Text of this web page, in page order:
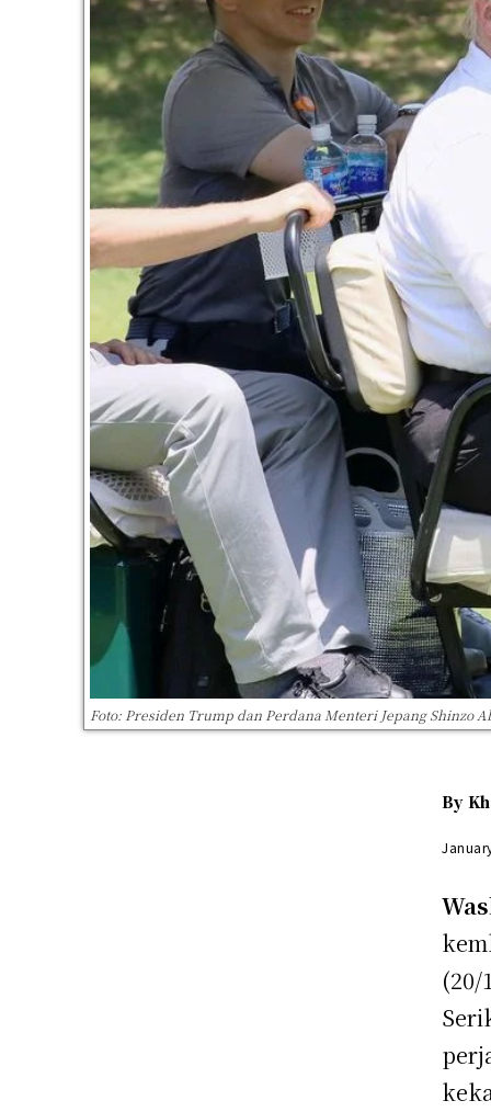
Foto: Presiden Trump dan Perdana Menteri Jepang Shinzo
By
(20/